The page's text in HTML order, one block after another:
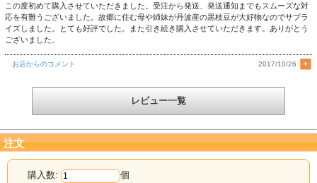
この度初めて購入させていただきました。受注から発送、発送通知までもスムーズな対
応を有難うございました。故郷に住む母や姉妹が丹波産の黒枝豆が大好物なのでサプラ
イズしました。とても好評でした。また引き続き購入させていただきます。ありがとう
ございました。
お店からのコメント 2017/10/26
レビュー一覧
注文
購入数: 個